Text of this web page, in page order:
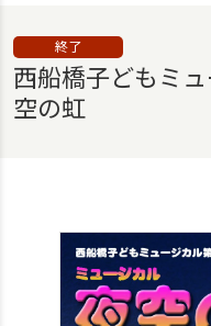
終了
西船橋子どもミ
空の虹